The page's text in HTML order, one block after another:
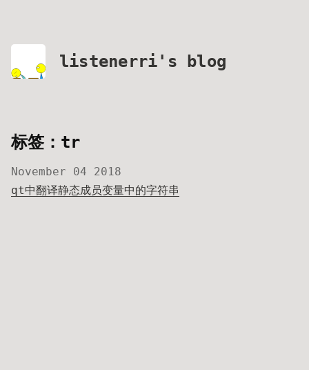
listenerri's blog
标签：tr
November 04 2018
qt中翻译静态成员变量中的字符串